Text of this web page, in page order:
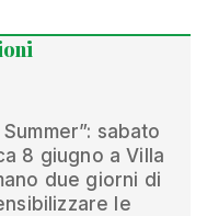
sabato
8 giugno a Villa
due giorni di
le